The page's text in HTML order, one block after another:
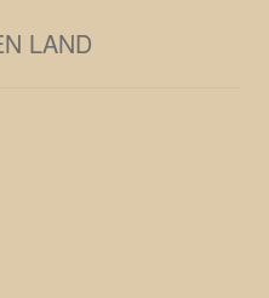
LAND